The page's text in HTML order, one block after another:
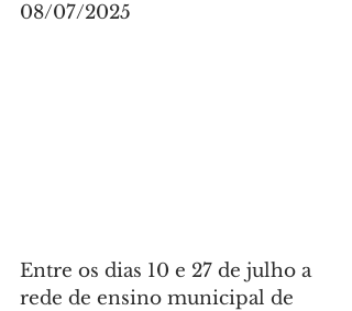
08/07/2025
Entre os dias 10 e 27 de julho a
rede de ensino municipal de